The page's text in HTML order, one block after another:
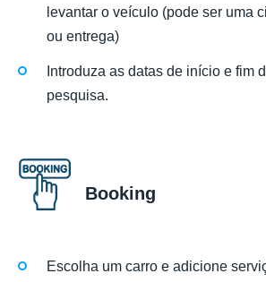
levantar o veículo (pode ser uma
ou entrega)
Introduza as datas de início e fim
pesquisa.
Booking
Escolha um carro e adicione